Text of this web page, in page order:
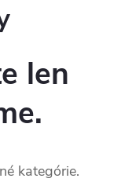
len
kategórie.